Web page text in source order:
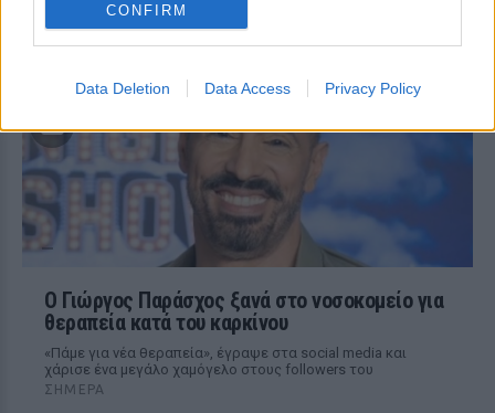
CONFIRM
Data Deletion Data Access Privacy Policy
Instagram, μιλώντας για την οικογένειά
του, τη δημιουργικότητά του και τη χαρά
O Γιώργος Παράσχος ξανά στο νοσοκομείο για
θεραπεία κατά του καρκίνου
«Πάμε για νέα θεραπεία», έγραψε στα social media και
χάρισε ένα μεγάλο χαμόγελο στους followers του
ΣΉΜΕΡΑ